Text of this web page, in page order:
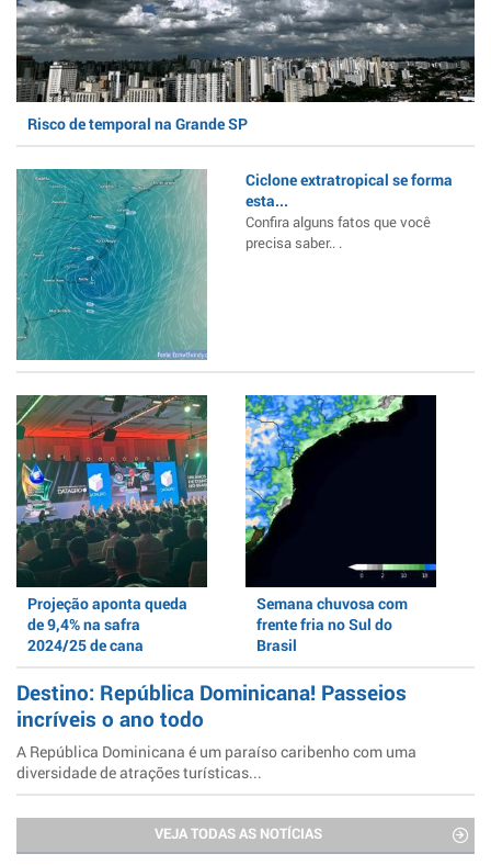
Risco de temporal na Grande SP
Ciclone extratropical se forma
esta...
Confira alguns fatos que você
precisa saber.. .
Projeção aponta queda
de 9,4% na safra
2024/25 de cana
Semana chuvosa com
frente fria no Sul do
Brasil
Destino: República Dominicana! Passeios
incríveis o ano todo
A República Dominicana é um paraíso caribenho com uma
diversidade de atrações turísticas...
VEJA TODAS AS NOTÍCIAS